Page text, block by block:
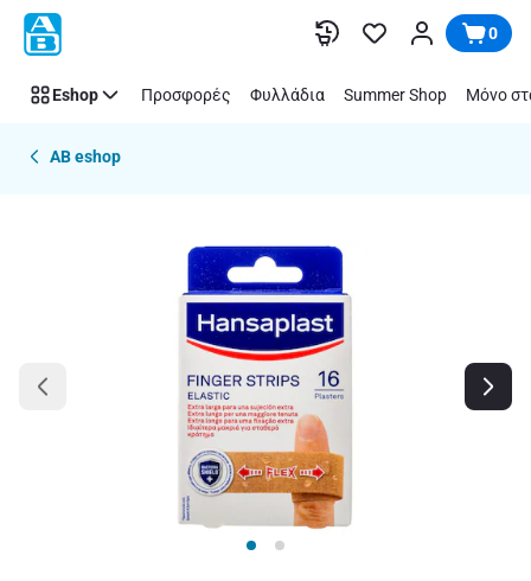
Παράλειψη 0
Eshop Προσφορές Φυλλάδια Summer Shop Μόνο
AB eshop